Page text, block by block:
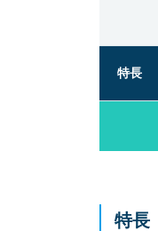
特長
特長